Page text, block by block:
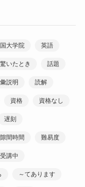
大学院 英語
いたとき 話題
説明 読解
資格 資格なし
遅刻
隙間時間 難易度
講中
～てあります